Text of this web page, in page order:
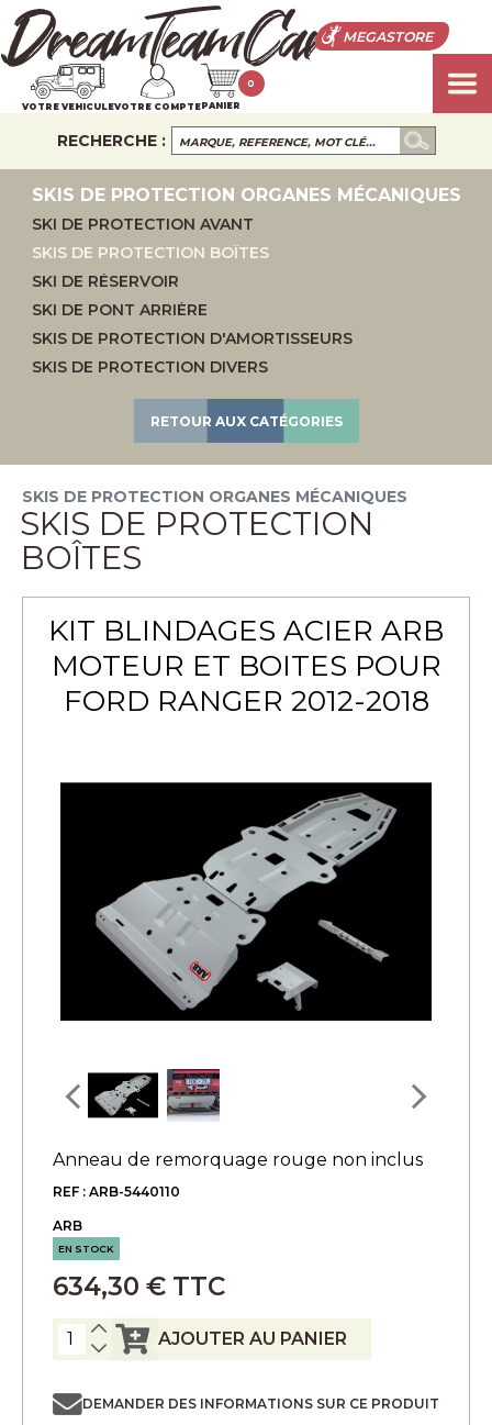
MEGASTORE
VOTRE VEHICULEVOTRE COMPTEPANIER
0
RECHERCHE :
SKIS DE PROTECTION ORGANES MÉCANIQUES
SKI DE PROTECTION AVANT
SKIS DE PROTECTION BOÎTES
SKI DE RÉSERVOIR
SKI DE PONT ARRIÈRE
SKIS DE PROTECTION D'AMORTISSEURS
SKIS DE PROTECTION DIVERS
RETOUR AUX CATÉGORIES
SKIS DE PROTECTION ORGANES MÉCANIQUES
SKIS DE PROTECTION
BOÎTES
KIT BLINDAGES ACIER ARB
MOTEUR ET BOITES POUR
FORD RANGER 2012-2018
Anneau de remorquage rouge non inclus
REF : ARB-5440110
ARB
EN STOCK
634,30 € TTC
AJOUTER AU PANIER
DEMANDER DES INFORMATIONS SUR CE PRODUIT